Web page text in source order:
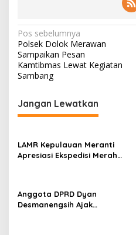
N
a
v
i
g
a
i
s
Pos sebelumnya
Polsek Dolok Merawan
Sampaikan Pesan
Kamtibmas Lewat Kegiatan
Sambang
Jangan Lewatkan
LAMR Kepulauan Meranti
Apresiasi Ekspedisi Merah
Anggota DPRD Dyan
Desmanengsih Ajak